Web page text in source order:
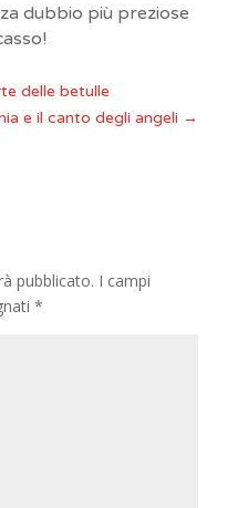
dubbio più preziose
delle betulle
e il canto degli angeli →
pubblicato. I campi
*